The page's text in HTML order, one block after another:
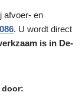
afvoer- en
. U wordt direct
is in De-
door: